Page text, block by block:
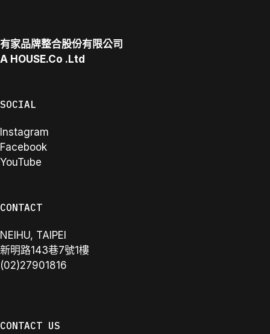
有家品牌整合股份有限公司
A HOUSE.Co .Ltd
SOCIAL
Instagram
Facebook
YouTube
CONTACT
NEIHU, TAIPEI
新明路143巷7號1樓
(02)27901816
CONTACT US